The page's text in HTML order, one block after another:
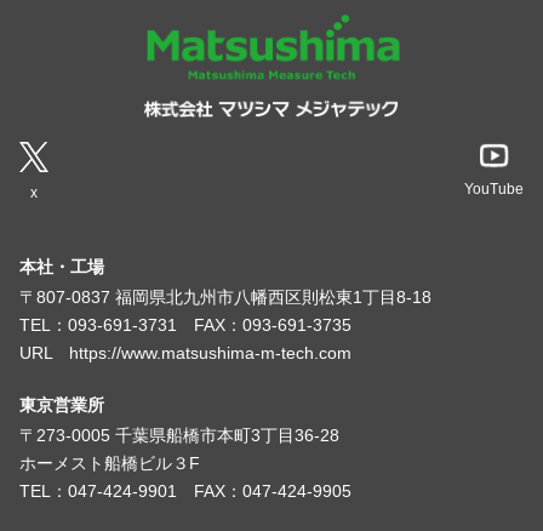
x YouTube
本社・工場
〒807-0837 福岡県北九州市八幡西区則松東1丁目8-18
TEL：093-691-3731 FAX：093-691-3735
URL https://www.matsushima-m-tech.com
東京営業所
〒273-0005 千葉県船橋市本町3丁目36-28
ホーメスト船橋ビル３F
TEL：047-424-9901 FAX：047-424-9905